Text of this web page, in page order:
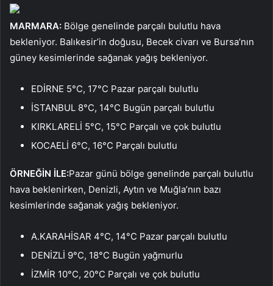
MARMARA: Bölge genelinde parçalı bulutlu hava
bekleniyor. Balıkesir’in doğusu, Becek civarı ve Bursa’nın
güney kesimlerinde sağanak yağış bekleniyor.
EDİRNE 5°C, 17°C Pazar parçalı bulutlu
İSTANBUL 8°C, 14°C Bugün parçalı bulutlu
KIRKLARELİ 5°C, 15°C Parçalı ve çok bulutlu
KOCAELİ 6°C, 16°C Parçalı bulutlu
ÖRNEĞİN İLE:Pazar günü bölge genelinde parçalı bulutlu
hava beklenirken, Denizli, Aytın ve Muğla’nın bazı
kesimlerinde sağanak yağış bekleniyor.
A.KARAHİSAR 4°C, 14°C Pazar parçalı bulutlu
DENİZLİ 9°C, 18°C ​​​​Bugün yağmurlu
İZMİR 10°C, 20°C Parçalı ve çok bulutlu